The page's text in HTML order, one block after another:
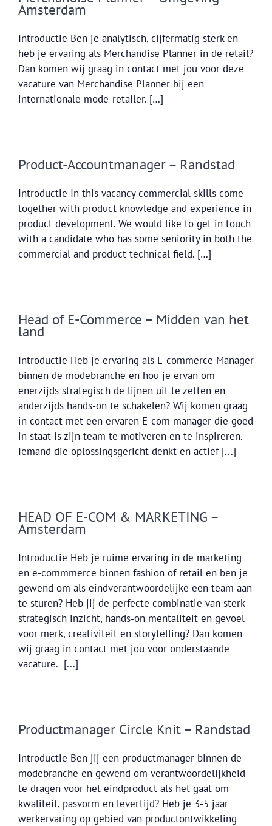
Amsterdam
Introductie Ben je analytisch, cijfermatig sterk en
heb je ervaring als Merchandise Planner in de retail?
Dan komen wij graag in contact met jou voor deze
vacature van Merchandise Planner bij een
internationale mode-retailer. […]
Product-Accountmanager – Randstad
Introductie In this vacancy commercial skills come
together with product knowledge and experience in
product development. We would like to get in touch
with a candidate who has some seniority in both the
commercial and product technical field. […]
Head of E-Commerce – Midden van het
land
Introductie Heb je ervaring als E-commerce Manager
binnen de modebranche en hou je ervan om
enerzijds strategisch de lijnen uit te zetten en
anderzijds hands-on te schakelen? Wij komen graag
in contact met een ervaren E-com manager die goed
in staat is zijn team te motiveren en te inspireren.
Iemand die oplossingsgericht denkt en actief [...]
HEAD OF E-COM & MARKETING –
Amsterdam
Introductie Heb je ruime ervaring in de marketing
en e-commmerce binnen fashion of retail en ben je
gewend om als eindverantwoordelijke een team aan
te sturen? Heb jij de perfecte combinatie van sterk
strategisch inzicht, hands-on mentaliteit en gevoel
voor merk, creativiteit en storytelling? Dan komen
wij graag in contact met jou voor onderstaande
vacature. [...]
Productmanager Circle Knit – Randstad
Introductie Ben jij een productmanager binnen de
modebranche en gewend om verantwoordelijkheid
te dragen voor het eindproduct als het gaat om
kwaliteit, pasvorm en levertijd? Heb je 3-5 jaar
werkervaring op gebied van productontwikkeling